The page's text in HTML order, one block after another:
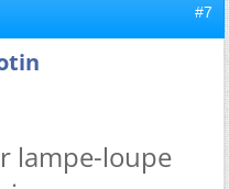
#7
lampe-loupe